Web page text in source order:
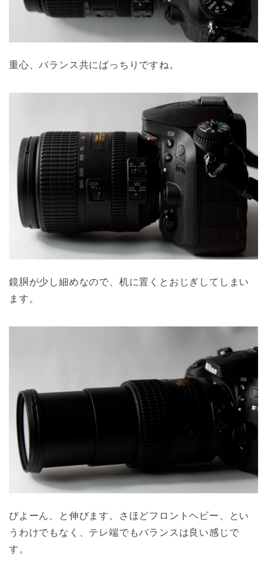
重心、バランス共にばっちりですね。
鏡胴が少し細めなので、机に置くとおじぎしてしまい
ます。
びよーん、と伸びます。さほどフロントヘビー、とい
うわけでもなく、テレ端でもバランスは良い感じで
す。